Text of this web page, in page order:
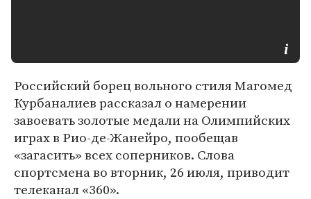
Российский борец вольного стиля Магомед
Курбаналиев рассказал о намерении
завоевать золотые медали на Олимпийских
играх в Рио-де-Жанейро, пообещав
«загасить» всех соперников. Слова
спортсмена во вторник, 26 июля, приводит
телеканал «360».